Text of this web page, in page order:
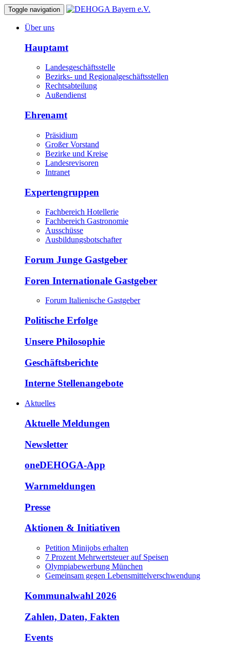
Toggle navigation
Über uns
Hauptamt
Landesgeschäftsstelle
Bezirks- und Regionalgeschäftsstellen
Rechtsabteilung
Außendienst
Ehrenamt
Präsidium
Großer Vorstand
Bezirke und Kreise
Landesrevisoren
Intranet
Expertengruppen
Fachbereich Hotellerie
Fachbereich Gastronomie
Ausschüsse
Ausbildungsbotschafter
Forum Junge Gastgeber
Foren Internationale Gastgeber
Forum Italienische Gastgeber
Politische Erfolge
Unsere Philosophie
Geschäftsberichte
Interne Stellenangebote
Aktuelles
Aktuelle Meldungen
Newsletter
oneDEHOGA-App
Warnmeldungen
Presse
Aktionen & Initiativen
Petition Minijobs erhalten
7 Prozent Mehrwertsteuer auf Speisen
Olympiabewerbung München
Gemeinsam gegen Lebensmittelverschwendung
Kommunalwahl 2026
Zahlen, Daten, Fakten
Events